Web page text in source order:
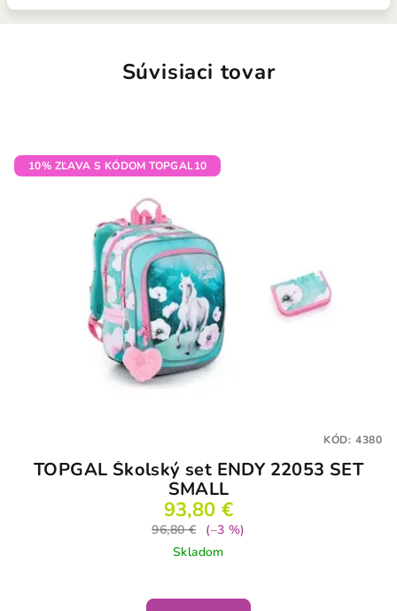
Súvisiaci tovar
10% ZĽAVA S KÓDOM TOPGAL10
TOPGAL Školský set ENDY 22053 SET
SMALL
93,80 €
96,80 €
(–3 %)
Skladom
KÓD: 4380